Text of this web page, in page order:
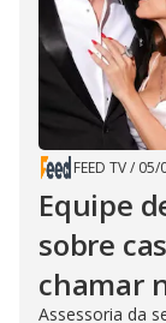
FEED TV/ 05/
Equipe
sobre
chamar
Assessoria da